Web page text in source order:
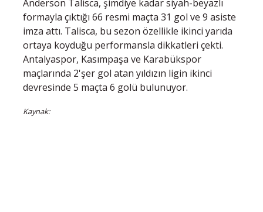
Anderson Talisca, şimdiye kadar siyah-beyazlı
formayla çıktığı 66 resmi maçta 31 gol ve 9 asiste
imza attı. Talisca, bu sezon özellikle ikinci yarıda
ortaya koyduğu performansla dikkatleri çekti.
Antalyaspor, Kasımpaşa ve Karabükspor
maçlarında 2'şer gol atan yıldızın ligin ikinci
devresinde 5 maçta 6 golü bulunuyor.
Kaynak: